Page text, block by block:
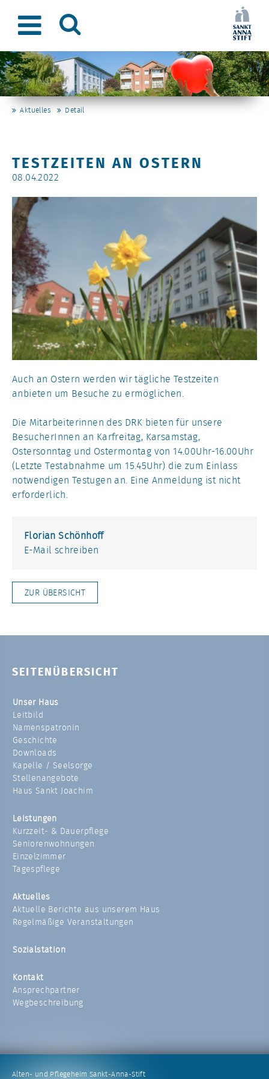
Aktuelles Detail
TESTZEITEN AN OSTERN
08.04.2022
Auch an Ostern werden wir tägliche Testzeiten
anbieten um Besuche zu ermöglichen.
Die Mitarbeiterinnen des DRK bieten für unsere
BesucherInnen an Karfreitag, Karsamstag,
Ostersonntag und Ostermontag von 14.00Uhr-16.00Uhr
(Letzte Testabnahme um 15.45Uhr) die zum Einlass
notwendigen Testugen an. Eine Anmeldung ist nicht
erforderlich.
Florian Schönhoff
E-Mail schreiben
ZUR ÜBERSICHT
SEITENÜBERSICHT
Unser Haus
Leitbild
Namenspatronin
Geschichte
Downloads
Kapelle / Seelsorge
Stellenangebote
Haus Sankt Joachim
Leistungen
Kurzzeit- & Dauerpflege
Seniorenwohnungen
Einzelzimmer
Tagespflege
Aktuelles
Aktuelle Berichte aus unserem Haus
Regelmäßige Veranstaltungen
Sozialstation
Kontakt
Ansprechpartner
Wegbeschreibung
Alten- und Pflegeheim Sankt-Anna-Stift